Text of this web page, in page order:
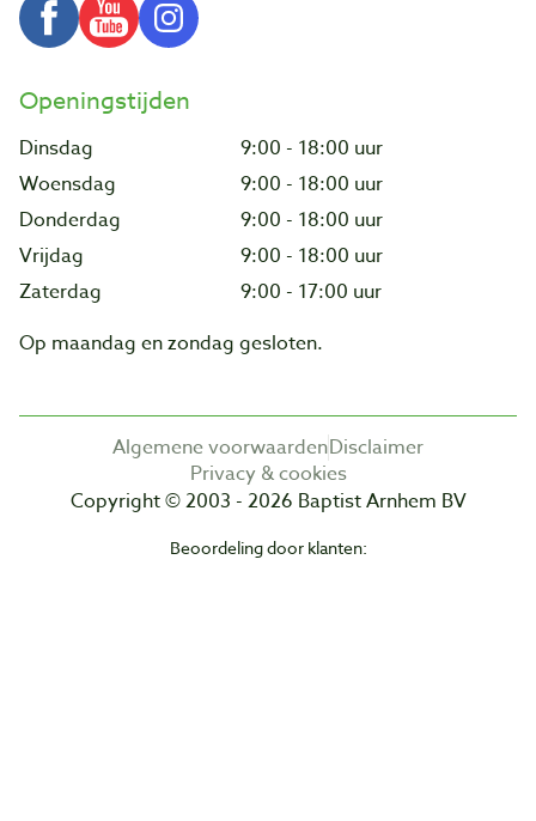
Openingstijden
Dinsdag
9:00 - 18:00 uur
Woensdag
9:00 - 18:00 uur
Donderdag
9:00 - 18:00 uur
Vrijdag
9:00 - 18:00 uur
Zaterdag
9:00 - 17:00 uur
Op maandag en zondag gesloten.
Algemene voorwaardenDisclaimer
Privacy & cookies
Copyright © 2003 - 2026 Baptist Arnhem BV
Beoordeling door klanten: